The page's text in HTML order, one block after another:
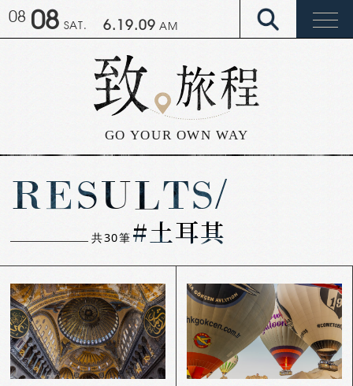
6.19.10 AM
08 08 SAT.
GO YOUR OWN WAY
RESULTS/
共30筆 #土耳其